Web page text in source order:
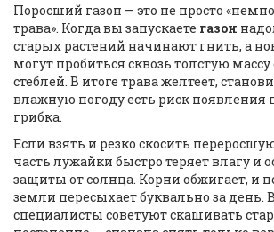
Поросший газон — это не просто
трава». Когда вы запускаете газон
старых растений начинают гнить, а
могут пробиться сквозь толстую
стеблей. В итоге трава желтеет,
влажную погоду есть риск появления
грибка.
Если взять и резко скосить
часть лужайки быстро теряет влагу и
защиты от солнца. Корни обжигает, и
земли пересыхает буквально за день.
специалисты советуют скашивать